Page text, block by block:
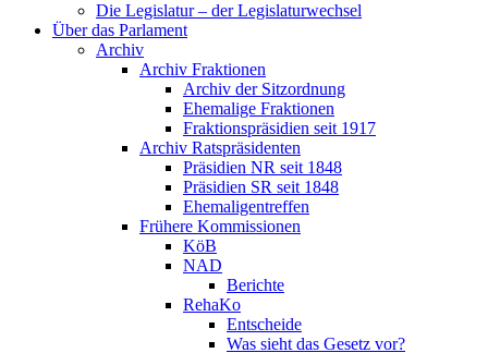
Die Legislatur – der Legislaturwechsel
Über das Parlament
Archiv
Archiv Fraktionen
Archiv der Sitzordnung
Ehemalige Fraktionen
Fraktionspräsidien seit 1917
Archiv Ratspräsidenten
Präsidien NR seit 1848
Präsidien SR seit 1848
Ehemaligentreffen
Frühere Kommissionen
KöB
NAD
Berichte
RehaKo
Entscheide
Was sieht das Gesetz vor?